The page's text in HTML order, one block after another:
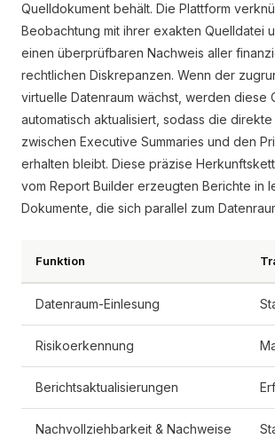
Quelldokument behält. Die Plattform
Beobachtung mit ihrer exakten Quelldatei
einen überprüfbaren Nachweis aller
rechtlichen Diskrepanzen. Wenn der
virtuelle Datenraum wächst, werden diese
automatisch aktualisiert, sodass die
zwischen Executive Summaries und den
erhalten bleibt. Diese präzise
vom Report Builder erzeugten Berichte in
Dokumente, die sich parallel zum
Funktion
Datenraum-Einlesung
Risikoerkennung
Berichtsaktualisierungen
Nachvollziehbarkeit & Nachweise